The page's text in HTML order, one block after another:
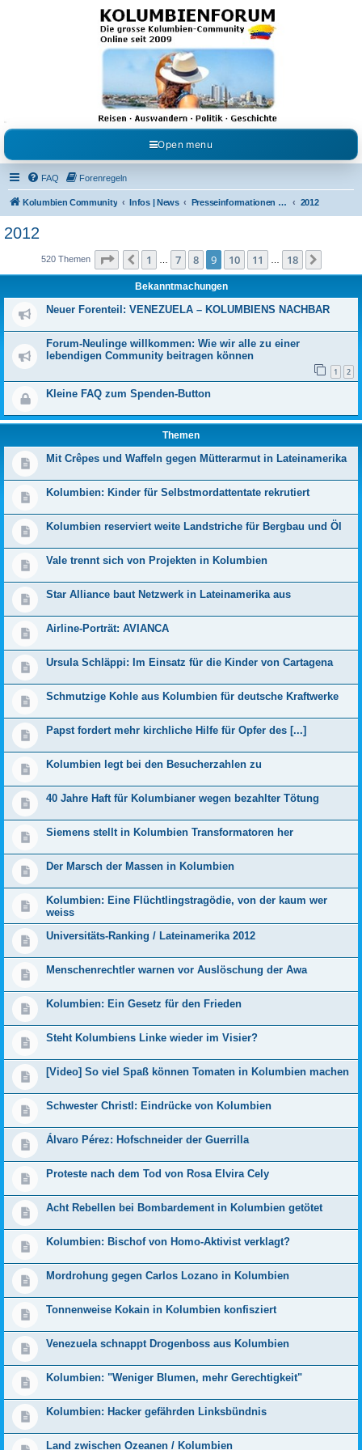
Kolumbienforum - Das
grosse Forum der
Freunde Kolumbiens
Reisen, Auswandern, Kultur, Politik, Geschichte und Visum in Kolumbien und Venezuela.
Austausch, Erfahrungen und Gemeinschaft im Kolumbienforum
Open menu
FAQ Forenregeln
Kolumbien Community Infos | News Presseinformationen & Neuigkeiten 2012
2012
520 Themen Seite von 18
Vorherige
1 … 7 8 9 10 11 … 18
Bekanntmachungen
Neuer Forenteil: VENEZUELA – KOLUMBIENS NACHBAR
Forum-Neulinge willkommen: Wie wir alle zu einer
lebendigen Community beitragen können
1 2
Kleine FAQ zum Spenden-Button
Themen
Mit Crêpes und Waffeln gegen Mütterarmut in Lateinamerika
Kolumbien: Kinder für Selbstmordattentate rekrutiert
Kolumbien reserviert weite Landstriche für Bergbau und Öl
Vale trennt sich von Projekten in Kolumbien
Star Alliance baut Netzwerk in Lateinamerika aus
Airline-Porträt: AVIANCA
Ursula Schläppi: Im Einsatz für die Kinder von Cartagena
Schmutzige Kohle aus Kolumbien für deutsche Kraftwerke
Papst fordert mehr kirchliche Hilfe für Opfer des [...]
Kolumbien legt bei den Besucherzahlen zu
40 Jahre Haft für Kolumbianer wegen bezahlter Tötung
Siemens stellt in Kolumbien Transformatoren her
Der Marsch der Massen in Kolumbien
Kolumbien: Eine Flücht­lingstragödie, von der kaum wer
weiss
Universitäts-Ranking / Lateinamerika 2012
Men­schen­rechtler warnen vor Aus­lö­schung der Awa
Kolumbien: Ein Gesetz für den Frieden
Steht Kolumbiens Linke wieder im Visier?
[Video] So viel Spaß können Tomaten in Kolumbien machen
Schwester Christl: Eindrücke von Kolumbien
Álvaro Pérez: Hofschneider der Guerrilla
Pro­teste nach dem Tod von Rosa Elvira Cely
Acht Rebellen bei Bombardement in Kolumbien getötet
Kolumbien: Bischof von Homo-Aktivist verklagt?
Mordrohung gegen Carlos Lozano in Kolumbien
Tonnenweise Kokain in Kolumbien konfisziert
Venezuela schnappt Drogenboss aus Kolumbien
Kolumbien: "Weniger Blumen, mehr Gerechtigkeit"
Kolumbien: Hacker gefährden Linksbündnis
Land zwischen Ozeanen / Kolumbien